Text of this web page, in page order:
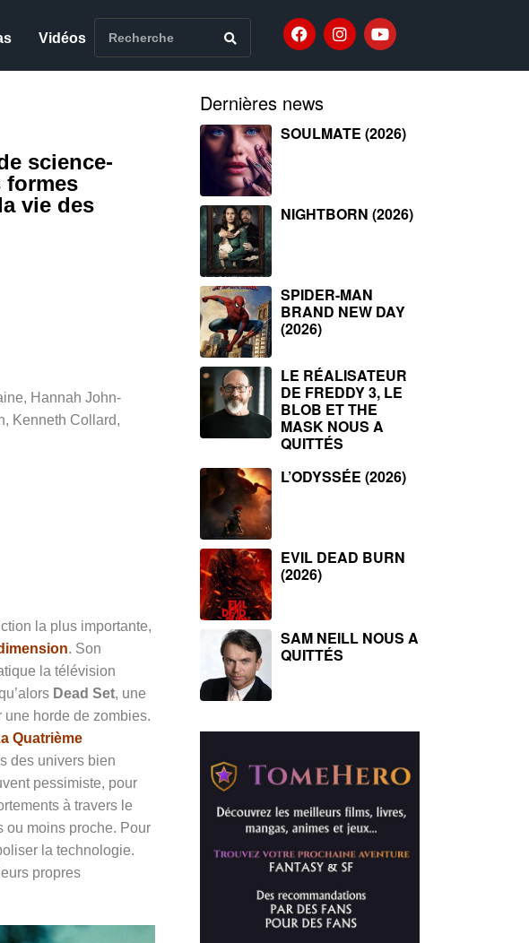
Vidéos
science-
vie des
Hannah John-
Kenneth Collard,
la plus importante,
. Son
la télévision
Dead Set, une
une horde de zombies.
Quatrième
des univers bien
pessimiste, pour
à travers le
ou moins proche. Pour
la technologie.
propres
Dernières news
SOULMATE (2026)
NIGHTBORN (2026)
SPIDER-MAN
BRAND NEW DAY
(2026)
LE RÉALISATEUR
DE FREDDY 3, LE
BLOB ET THE
MASK NOUS A
QUITTÉS
L’ODYSSÉE (2026)
EVIL DEAD BURN
(2026)
SAM NEILL NOUS A
QUITTÉS